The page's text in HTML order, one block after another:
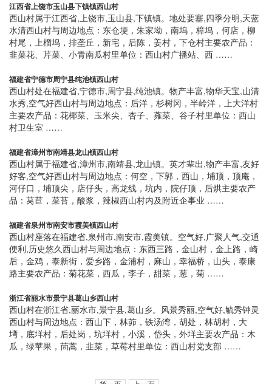
江西省上饶市玉山县下镇镇西山村
西山村属于江西省,上饶市,玉山县,下镇镇。地处要塞,四季分明,天蓝
水清西山村与周边地点：东仓埂，朱家坳，南坞，樟坞，何店，柳
村尾，上榴坞，排垄丘，新宅，后陈，姜村，下仓村主要农产品：
韭菜花、芹菜、小青南瓜村里单位：西山村广播站、西 ……
福建省宁德市周宁县纯池镇西山村
西山村处在福建省,宁德市,周宁县,纯池镇。物产丰富,物华天宝,山清
水秀,空气好西山村与周边地点：后洋，杉树冈，半岭洋，上大洋村
主要农产品：花椰菜、玉米尖、杏子、蕹菜、谷子村里单位：西山
村卫生室 ……
福建省漳州市南靖县龙山镇西山村
西山村属于福建省,漳州市,南靖县,龙山镇。英才辈出,物产丰富,友好
好客,空气好西山村与周边地点：何空，下郭，西山，埔顶，顶庵，
河仔口，埔顶尖，店仔头，高龙线，坑内，院仔顶，后烘主要农产
品：莴苣，菜苔，酸浆，辣椒西山村内及附近企事业 ……
福建省泉州市南安市霞美镇西山村
西山村座落在福建省,泉州市,南安市,霞美镇。空气好,广聚人气,交通
便利,历史悠久西山村与周边地点：东西三路，金山村，金上路，崎
后，金鸡，泰新街，爱乡路，金浦村，麻山，幸福桥，山头，泰康
路主要农产品：菊花菜，西瓜，李子，甜菜，葱，菊 ……
浙江省丽水市景宁县葛山乡西山村
西山村在浙江省,丽水市,景宁县,葛山乡。风景秀丽,空气好,毓秀钟灵
西山村与周边地点：西山下，林茆，铁汤湾，胡处，林胡村，大
塆，底垟村，后处岗，坑垟村，小溪，岱头，外垟主要农产品：木
瓜，绿苹果，茼蒿，韭菜，草莓村里单位：西山村党支部 ……